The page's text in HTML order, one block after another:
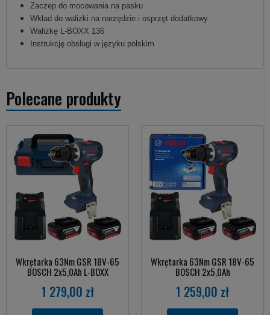
Zaczep do mocowania na pasku
Wkład do walizki na narzędzie i osprzęt dodatkowy
Walizkę L-BOXX 136
Instrukcję obsługi w języku polskim
Polecane produkty
Wkrętarka 63Nm GSR 18V-65
BOSCH 2x5,0Ah L-BOXX
1 279,00 zł
Wkrętarka 63Nm GSR 18V-65
BOSCH 2x5,0Ah
1 259,00 zł